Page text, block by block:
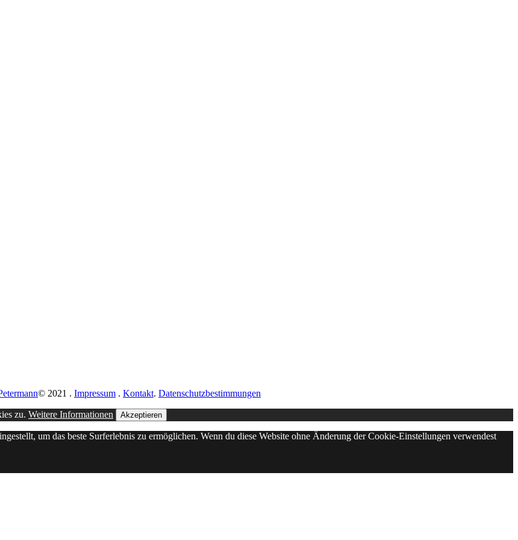
© 2021 . Impressum . Kontakt. Datenschutzbestimmungen
zu. Weitere Informationen Akzeptieren
um das beste Surferlebnis zu ermöglichen. Wenn du diese Website ohne Änderung der Cookie-Einstellungen verwendest